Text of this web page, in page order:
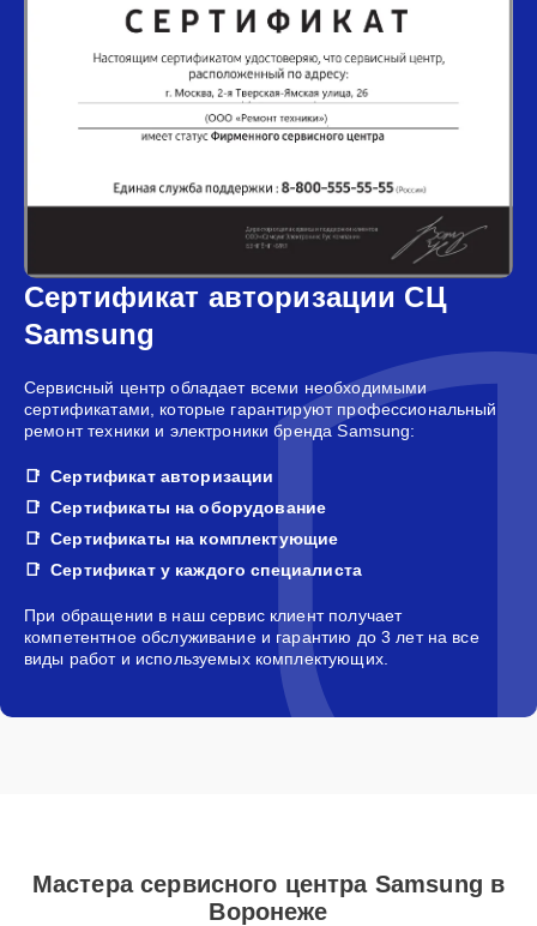
Сертификат авторизации СЦ
Samsung
Сервисный центр обладает всеми необходимыми
сертификатами, которые гарантируют профессиональный
ремонт техники и электроники бренда Samsung:
Сертификат авторизации
Сертификаты на оборудование
Сертификаты на комплектующие
Сертификат у каждого специалиста
При обращении в наш сервис клиент получает
компетентное обслуживание и гарантию до 3 лет на все
виды работ и используемых комплектующих.
Мастера сервисного центра Samsung в
Воронеже